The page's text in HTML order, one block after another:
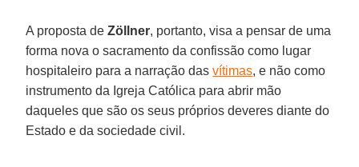
A proposta deZöllner, portanto, visa a pensar de uma
forma nova o sacramento da confissão como lugar
hospitaleiro para a narração dasvítimas, e não como
instrumento da Igreja Católica para abrir mão
daqueles que são os seus próprios deveres diante do
Estado e da sociedade civil.